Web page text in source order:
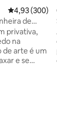
4,93 de uma
4,93 (300)
de
privativa,
na
de arte é um
e se